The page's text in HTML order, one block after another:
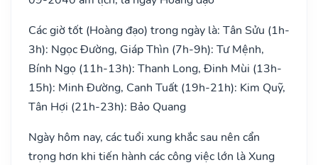
Các giờ tốt (Hoàng đạo) trong ngày là: Tân Sửu (1h-
3h): Ngọc Đường, Giáp Thìn (7h-9h): Tư Mệnh,
Bính Ngọ (11h-13h): Thanh Long, Đinh Mùi (13h-
15h): Minh Đường, Canh Tuất (19h-21h): Kim Quỹ,
Tân Hợi (21h-23h): Bảo Quang
Ngày hôm nay, các tuổi xung khắc sau nên cẩn
trọng hơn khi tiến hành các công việc lớn là Xung